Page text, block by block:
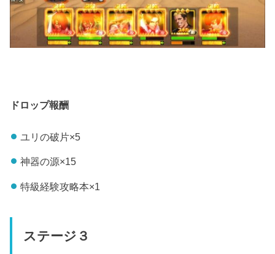
ドロップ報酬
ユリの破片×5
神器の源×15
特級経験攻略本×1
ステージ３